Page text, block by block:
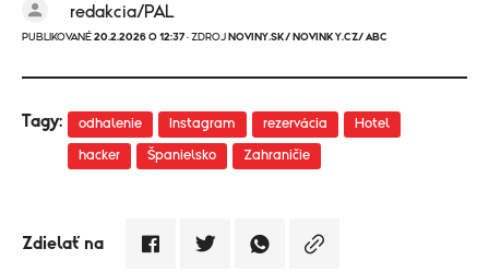
redakcia/PAL
PUBLIKOVANÉ 20.2.2026 O 12:37 · ZDROJ NOVINY.SK/ NOVINKY.CZ/ ABC
Tagy: odhalenie Instagram rezervácia Hotel
hacker Španielsko Zahraničie
Zdielať na